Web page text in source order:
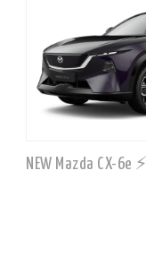
NEW Mazda CX-6e ⚡